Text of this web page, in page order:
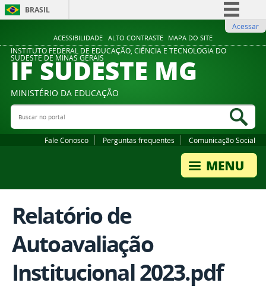
ACESSIBILIDADE ALTO CONTRASTE MAPA DO SITE
BRASIL
Comunica BR
Participe
Legislação
Acessar
INSTITUTO FEDERAL DE EDUCAÇÃO, CIÊNCIA E TECNOLOGIA DO
SUDESTE DE MINAS GERAIS
IF SUDESTE MG
MINISTÉRIO DA EDUCAÇÃO
Buscar no portal
Fale Conosco Perguntas frequentes Comunicação Social
Relatório de
Autoavaliação
Institucional 2023.pdf